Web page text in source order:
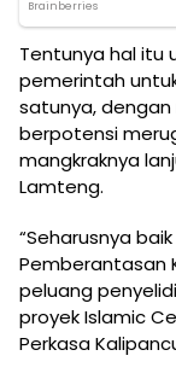
Tentunya hal itu
pemerintah
satunya,
berpotensi
mangkraknya
Lamteng.
“Seharusnya
Pemberantasan
peluang
proyek Islamic
Perkasa